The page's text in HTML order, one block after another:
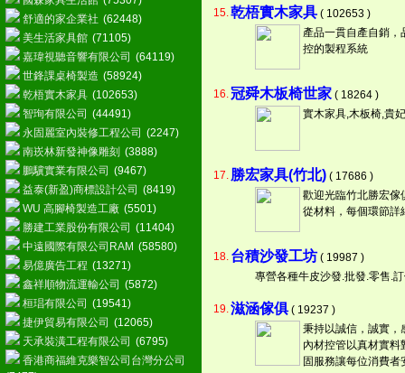
舒適的家企業社 (62448)
美生活家具館 (71105)
嘉瑋視聽音響有限公司 (64119)
世鋒課桌椅製造 (58924)
乾梧實木家具 (102653)
智珣有限公司 (44491)
永固麗室內裝修工程公司 (2247)
南崁林新發神像雕刻 (3888)
鵬驥實業有限公司 (9467)
益泰(新盈)商標設計公司 (8419)
WU 高腳椅製造工廠 (5501)
勝建工業股份有限公司 (11404)
中遠國際有限公司RAM (58580)
易億廣告工程 (13271)
鑫祥順物流運輸公司 (5872)
桓琩有限公司 (19541)
捷伊貿易有限公司 (12065)
天承裝潢工程有限公司 (6795)
香港商福維克樂智公司台灣分公司
15.乾梧實木家具 ( 102653 )
產品一貫自產自銷
控的製程系統
16.冠舜木板椅世家 ( 18264 )
實木家具,木板椅,貴
17. 勝宏家具(竹北) ( 17686 )
歡迎光臨竹北勝宏傢
從材料，每個環節詳
18. 台積沙發工坊 ( 19987 )
專營各種牛皮沙發.批發.零售.
19.滋涵傢俱( 19237 )
秉持以誠信，誠實，
內材控管以真材實
固服務讓每位消費者